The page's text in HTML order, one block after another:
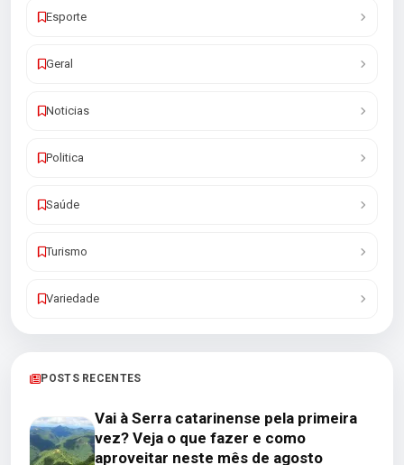
Esporte
Geral
Noticias
Politica
Saúde
Turismo
Variedade
POSTS RECENTES
Vai à Serra catarinense pela primeira
vez? Veja o que fazer e como
aproveitar neste mês de agosto